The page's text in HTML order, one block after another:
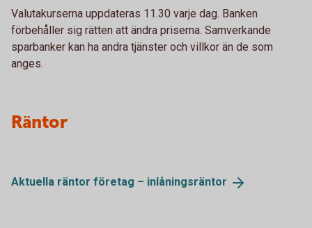
Valutakurserna uppdateras 11.30 varje dag. Banken
förbehåller sig rätten att ändra priserna. Samverkande
sparbanker kan ha andra tjänster och villkor än de som
anges.
Räntor
Aktuella räntor företag – inlåningsräntor